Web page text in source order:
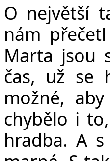
O největší
nám
Marta jsou
čas, už se
možné,
chybělo i
hradba. A